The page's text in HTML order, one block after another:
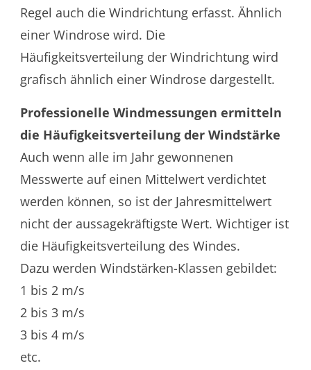
Regel auch die Windrichtung erfasst. Ähnlich
einer Windrose wird. Die
Häufigkeitsverteilung der Windrichtung wird
grafisch ähnlich einer Windrose dargestellt.
Professionelle Windmessungen ermitteln
die Häufigkeitsverteilung der Windstärke
Auch wenn alle im Jahr gewonnenen
Messwerte auf einen Mittelwert verdichtet
werden können, so ist der Jahresmittelwert
nicht der aussagekräftigste Wert. Wichtiger ist
die Häufigkeitsverteilung des Windes.
Dazu werden Windstärken-Klassen gebildet:
1 bis 2 m/s
2 bis 3 m/s
3 bis 4 m/s
etc.